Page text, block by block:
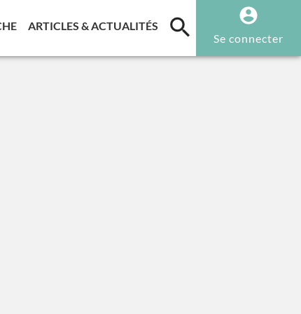
(CURRENT)
ARTICLES & ACTUALITÉS (CURRENT)
Se connecter